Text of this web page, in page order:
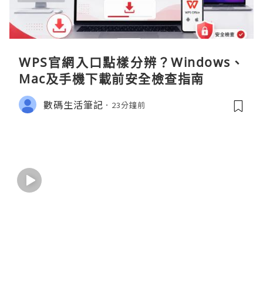
WPS官網入口點樣分辨？Windows、
Mac及手機下載前安全檢查指南
數碼生活筆記 23分鐘前